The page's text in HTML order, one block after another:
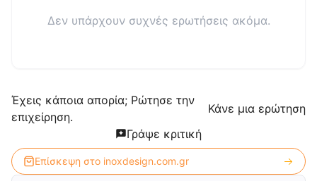
Δεν υπάρχουν συχνές ερωτήσεις ακόμα.
Έχεις κάποια απορία; Ρώτησε την
επιχείρηση.
Κάνε μια ερώτηση
Γράψε κριτική
Επίσκεψη στο inoxdesign.com.gr